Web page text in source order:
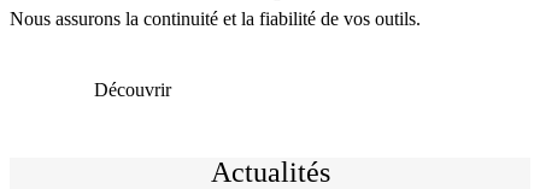
Nous assurons la continuité et la fiabilité de vos outils.
Découvrir
Actualités